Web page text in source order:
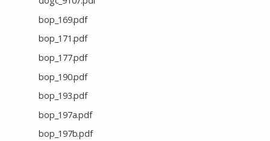
bop_169.pdf
bop_171.pdf
bop_177.pdf
bop_190.pdf
bop_193.pdf
bop_197a.pdf
bop_197b.pdf